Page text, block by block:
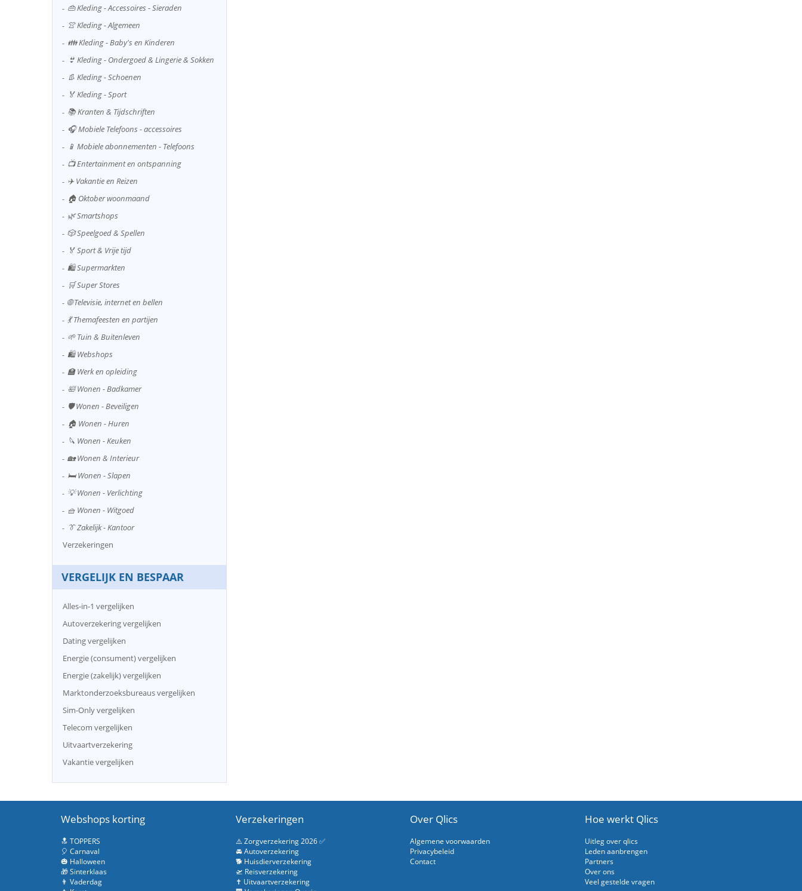
👜 Kleding - Accessoires - Sieraden
👚 Kleding - Algemeen
👪 Kleding - Baby's en Kinderen
👙 Kleding - Ondergoed & Lingerie & Sokken
👢 Kleding - Schoenen
🏅 Kleding - Sport
📚 Kranten & Tijdschriften
🎧 Mobiele Telefoons - accessoires
📱 Mobiele abonnementen - Telefoons
📺 Entertainment en ontspanning
✈️ Vakantie en Reizen
🏠 Oktober woonmaand
🌿 Smartshops
🎲 Speelgoed & Spellen
🏅 Sport & Vrije tijd
🛍️ Supermarkten
🛒 Super Stores
🌐 Televisie, internet en bellen
💃 Themafeesten en partijen
🌱 Tuin & Buitenleven
🛍️ Webshops
🏫 Werk en opleiding
🛀 Wonen - Badkamer
🛡️ Wonen - Beveiligen
🏠 Wonen - Huren
🔪 Wonen - Keuken
🏡 Wonen & Interieur
🛏️ Wonen - Slapen
💡 Wonen - Verlichting
🧺 Wonen - Witgoed
👔 Zakelijk - Kantoor
Verzekeringen
VERGELIJK EN BESPAAR
Alles-in-1 vergelijken
Autoverzekering vergelijken
Dating vergelijken
Energie (consument) vergelijken
Energie (zakelijk) vergelijken
Marktonderzoeksbureaus vergelijken
Sim-Only vergelijken
Telecom vergelijken
Uitvaartverzekering
Vakantie vergelijken
Webshops korting
🔝 TOPPERS
🎈 Carnaval
🎃 Halloween
🎁 Sinterklaas
👨 Vaderdag
Verzekeringen
⚠️ Zorgverzekering 2026 ✅
🚘 Autoverzekering
🐕 Huisdierverzekering
🛫 Reisverzekering
✝️ Uitvaartverzekering
Over Qlics
Algemene voorwaarden
Privacybeleid
Contact
Hoe werkt Qlics
Uitleg over qlics
Leden aanbrengen
Partners
Over ons
Veel gestelde vragen